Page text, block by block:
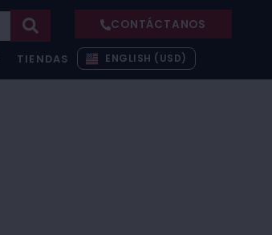
CONTÁCTANOS
TIENDAS ENGLISH (USD)